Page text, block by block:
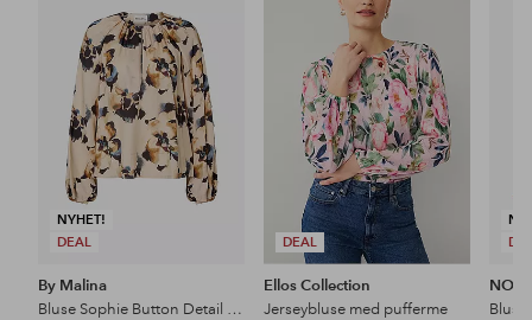
NYHET!
DEAL
By Malina
Bluse Sophie Button Detail Gathered Blouse
DEAL
Ellos Collection
Jerseybluse med pufferme
NO.